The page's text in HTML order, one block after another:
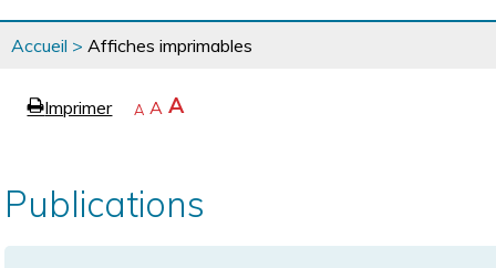
Vous
êtes
Accueil > Affiches imprimables
eImprimerpageRétrécir
A Revenir
de
A Agrandir
A
Publications